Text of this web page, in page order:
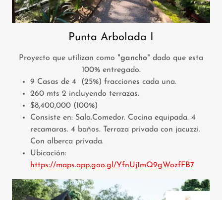
Punta Arbolada I
Proyecto que utilizan como "gancho" dado que esta
100% entregado.
9 Casas de 4 (25%) fracciones cada una.
260 mts 2 incluyendo terrazas.
$8,400,000 (100%)
Consiste en: Sala.Comedor. Cocina equipada. 4
recamaras. 4 baños. Terraza privada con jacuzzi.
Con alberca privada.
Ubicación:
https://maps.app.goo.gl/YfnUj1mQ9gWozfFB7